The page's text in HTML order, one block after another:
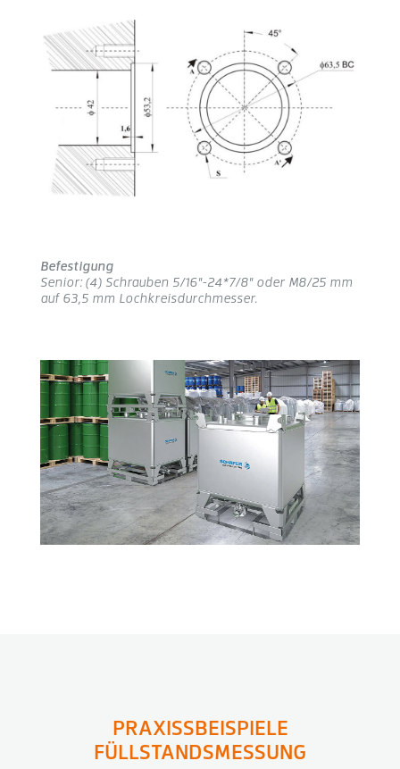
Befestigung
Senior: (4) Schrauben 5/16"-24*7/8" oder M8/25 mm
auf 63,5 mm Lochkreisdurchmesser.
PRAXISSBEISPIELE
FÜLLSTANDSMESSUNG